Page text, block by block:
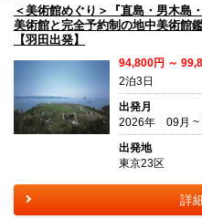
＜美術館めぐり＞『直島・男木島
美術館と完全予約制の地中美術館
【羽田出発】
94,800円 ～
2泊3日
出発月
2026年 09月 ~
出発地
東京23区
詳